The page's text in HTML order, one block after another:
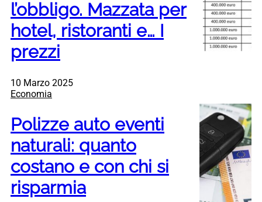
l’obbligo. Mazzata per
hotel, ristoranti e… I
prezzi
10 Marzo 2025
Economia
Polizze auto eventi
naturali: quanto
costano e con chi si
risparmia